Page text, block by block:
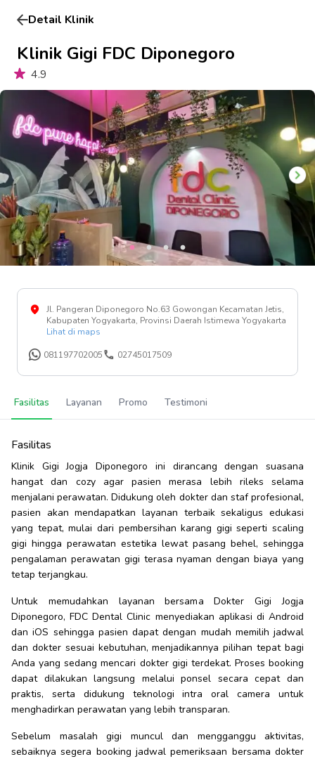
Detail Klinik
Klinik Gigi FDC Diponegoro
4.9
Jl. Pangeran Diponegoro No.63 Gowongan Kecamatan Jetis,
Kabupaten Yogyakarta, Provinsi Daerah Istimewa Yogyakarta
Lihat di maps
081197702005 02745017509
Fasilitas Layanan Promo Testimoni
Fasilitas
Klinik Gigi Jogja Diponegoro ini dirancang dengan suasana
hangat dan cozy agar pasien merasa lebih rileks selama
menjalani perawatan. Didukung oleh dokter dan staf profesional,
pasien akan mendapatkan layanan terbaik sekaligus edukasi
yang tepat, mulai dari pembersihan karang gigi seperti scaling
gigi hingga perawatan estetika lewat pasang behel, sehingga
pengalaman perawatan gigi terasa nyaman dengan biaya yang
tetap terjangkau.
Untuk memudahkan layanan bersama Dokter Gigi Jogja
Diponegoro, FDC Dental Clinic menyediakan aplikasi di Android
dan iOS sehingga pasien dapat dengan mudah memilih jadwal
dan dokter sesuai kebutuhan, menjadikannya pilihan tepat bagi
Anda yang sedang mencari dokter gigi terdekat. Proses booking
dapat dilakukan langsung melalui ponsel secara cepat dan
praktis, serta didukung teknologi intra oral camera untuk
menghadirkan perawatan yang lebih transparan.
Sebelum masalah gigi muncul dan mengganggu aktivitas,
sebaiknya segera booking jadwal pemeriksaan bersama dokter